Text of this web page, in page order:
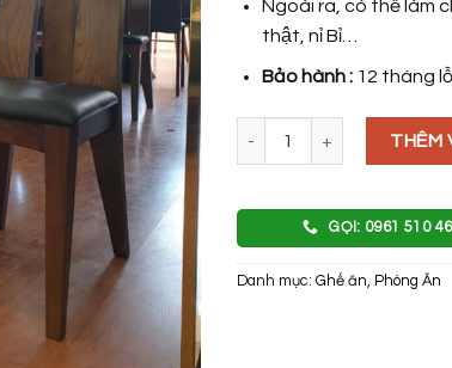
Ngoài ra, có thể làm
thật, nỉ Bỉ…
Bảo hành :12 tháng
GHẾ ĂN GỖ LƯNG CAO số
THÊM
GỌI: 0961 510
Danh mục: Ghế ăn, Phòng Ăn